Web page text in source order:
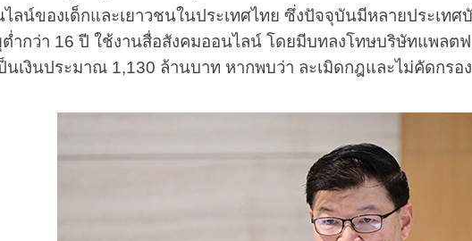
ลน์ของเด็กและเยาวชนในประเทศไทย ซึ่งปัจจุบันมีหลายประเทศ
ำกว่า 16 ปี ใช้งานสื่อสังคมออนไลน์ โดยมีบทลงโทษบริษัทแพลต
นเงินประมาณ 1,130 ล้านบาท หากพบว่า ละเมิดกฎและไม่คัดกรอ